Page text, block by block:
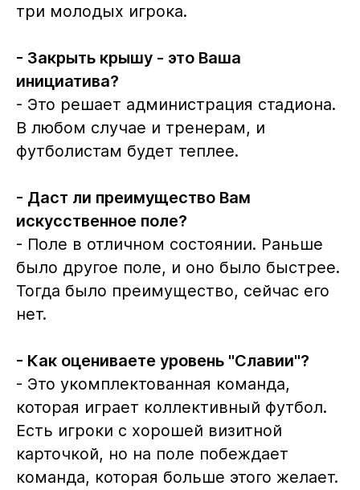
три молодых игрока.
- Закрыть крышу - это Ваша
инициатива?
- Это решает администрация стадиона.
В любом случае и тренерам, и
футболистам будет теплее.
- Даст ли преимущество Вам
искусственное поле?
- Поле в отличном состоянии. Раньше
было другое поле, и оно было быстрее.
Тогда было преимущество, сейчас его
нет.
- Как оцениваете уровень "Славии"?
- Это укомплектованная команда,
которая играет коллективный футбол.
Есть игроки с хорошей визитной
карточкой, но на поле побеждает
команда, которая больше этого желает.